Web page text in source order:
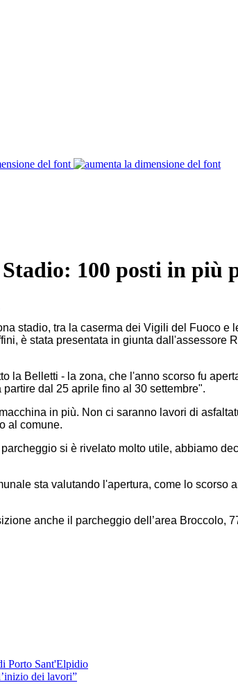
del font
100 posti in più
stadio, tra la caserma dei Vigili del Fuoco
è stata presentata in giunta dall'assessore
la Belletti - la zona, che l'anno scorso fu
dal 25 aprile fino al 30 settembre".
in più. Non ci saranno lavori di
al comune.
si è rivelato molto utile, abbiamo
sta valutando l'apertura, come lo
anche il parcheggio dell’area Broccolo,
Porto Sant'Elpidio
dei lavori”